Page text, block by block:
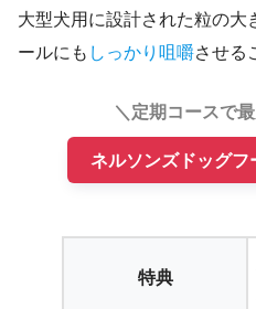
大型犬用に設計された粒の大
ールにも しっかり咀嚼させる
＼定期コースで
ネルソンズドッグフ
特典